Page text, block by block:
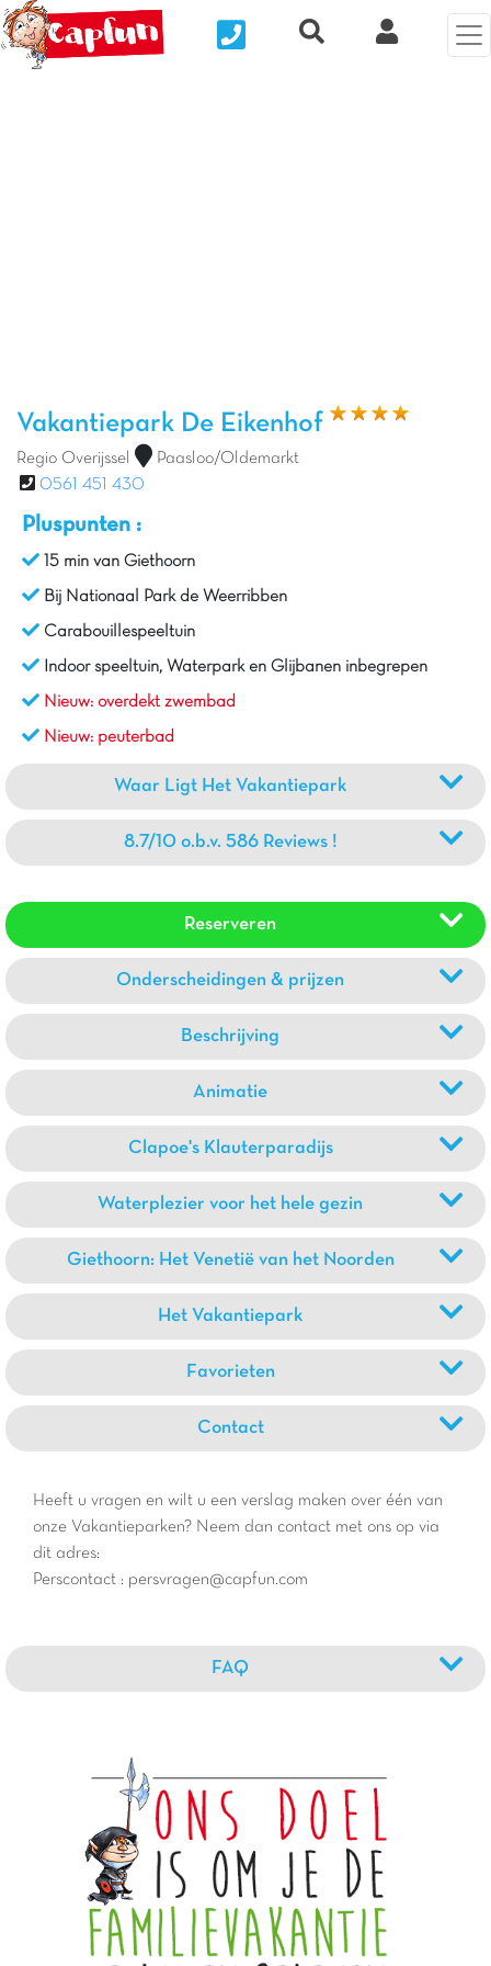
Nous contacterRecherche rapide
Mijn Clix
Vakantiepark De Eikenhof
Regio Overijssel
Paasloo/Oldemarkt
0561 451 430
Pluspunten :
15 min van Giethoorn
Bij Nationaal Park de Weerribben
Carabouillespeeltuin
Indoor speeltuin, Waterpark en Glijbanen inbegrepen
Nieuw: overdekt zwembad
Nieuw: peuterbad
Waar Ligt Het Vakantiepark
8.7/10 o.b.v. 586 Reviews !
Reserveren
Onderscheidingen & prijzen
Beschrijving
Animatie
Clapoe's Klauterparadijs
Waterplezier voor het hele gezin
Giethoorn: Het Venetië van het Noorden
Het Vakantiepark
Favorieten
Contact
Heeft u vragen en wilt u een verslag maken over één van
onze Vakantieparken? Neem dan contact met ons op via
dit adres:
Perscontact : persvragen@capfun.com
FAQ